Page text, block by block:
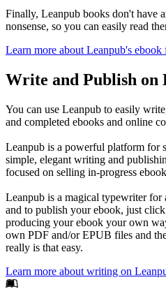
Finally, Leanpub books don't have
nonsense, so you can easily read
Learn more about Leanpub's
Write and Publish on
You can use Leanpub to easily
and completed ebooks and online
Leanpub is a powerful platform for
simple, elegant writing and
focused on selling in-progress
Leanpub is a magical typewriter
and to publish your ebook, just
producing your ebook your own
own PDF and/or EPUB files and
really is that easy.
Learn more about writing on
Footer